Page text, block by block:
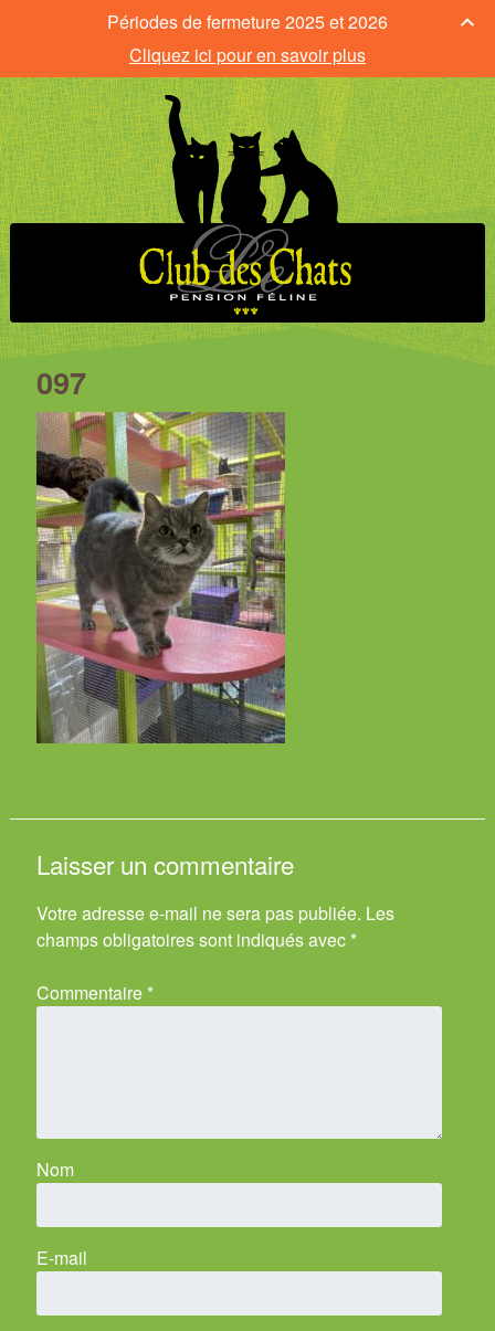
097
Laisser un commentaire
Votre adresse e-mail ne sera pas publiée. Les
champs obligatoires sont indiqués avec *
Commentaire *
Nom
E-mail
Périodes de fermeture 2025 et 2026
Cliquez ici pour en savoir plus